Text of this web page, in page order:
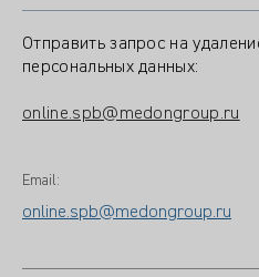
Отправить запрос на
персональных данных:
online.spb@medongroup.ru
Email:
online.spb@medongroup.ru